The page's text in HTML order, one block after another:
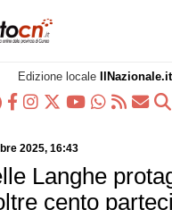
Edizione locale IlNazionale.it
2025, 16:43
Langhe
cento